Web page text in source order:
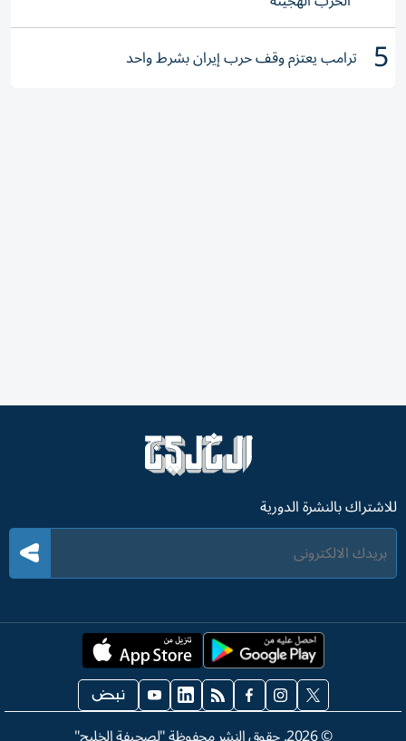
5 ترامب يعتزم وقف حرب إيران بشرط واحد
للاشتراك بالنشرة الدورية